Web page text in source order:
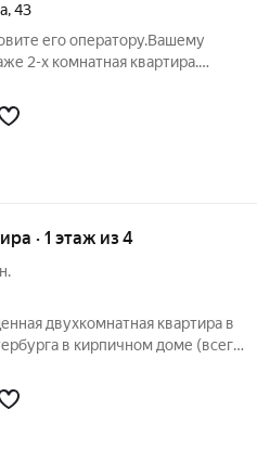
,43
его оператору.Вашему
2-х комнатная квартира.
мосты и исторический
· 1 этаж из 4
двухкомнатная квартира в
в кирпичном доме (всего
ПРО ДОМ: ЖБ перекрытия,